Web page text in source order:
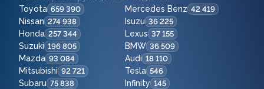
Toyota 659 390 Mercedes Benz 42 419
Nissan 274 938 Isuzu 36 225
Honda 257 344 Lexus 37 155
Suzuki 196 805 BMW 36 509
Mazda 93 084 Audi 18 110
Mitsubishi 92 721 Tesla 546
Subaru 75 838 Infinity 145